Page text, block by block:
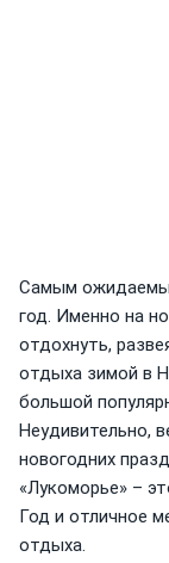
Самым
год. Именно на
отдохнуть,
отдыха зимой в
большой
Неудивительно,
новогодних
«Лукоморье» –
Год и отличное
отдыха.